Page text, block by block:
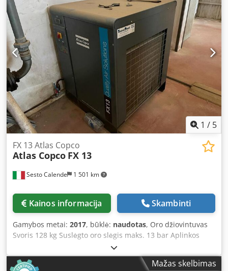
1 / 5
Sesto Calende 1 501 km
FX 13 Atlas Copco
Atlas Copco FX 13
Kainos informacija Skambinti
Gamybos metai: 2017, būklė: naudotas, Oro džiovintuvas
Svoris 128 kg Suslėgto oro slėgis maks. 13 bar Aplinkos
temperatūra maks. 46 °C Dcedpfx Amow Da Enonjk
Mažas skelbimas